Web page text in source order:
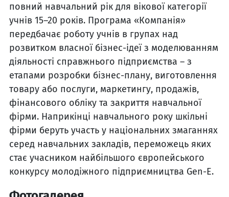
повний навчальний рік для вікової категорії
учнів 15–20 років. Програма «Компанія»
передбачає роботу учнів в групах над
розвитком власної бізнес-ідеї з моделюванням
діяльності справжнього підприємства – з
етапами розробки бізнес-плану, виготовлення
товару або послуги, маркетингу, продажів,
фінансового обліку та закриття навчальної
фірми. Наприкінці навчального року шкільні
фірми беруть участь у національних змаганнях
серед навчальних закладів, переможець яких
стає учасником найбільшого європейського
конкурсу молодіжного підприємництва Gen-E.